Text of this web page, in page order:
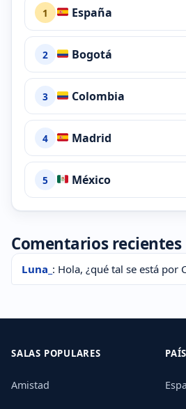
1 España
2 Bogotá
3 Colombia
4 Madrid
5 México
Comentarios recientes
Luna_ : Hola, ¿qué tal se está por
SALAS POPULARES
Amistad